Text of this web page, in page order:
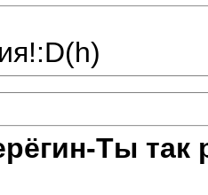
Ты так